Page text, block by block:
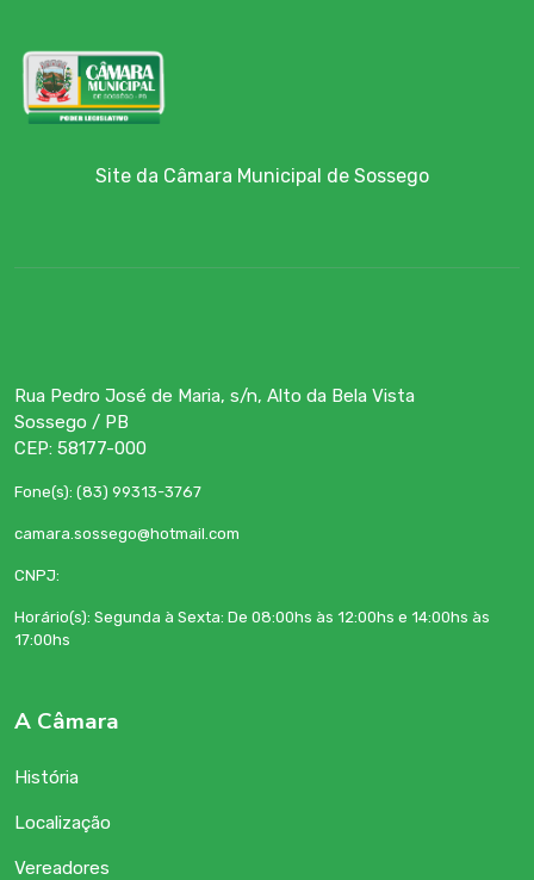
Site da Câmara Municipal de Sossego
Rua Pedro José de Maria, s/n, Alto da Bela Vista
Sossego / PB
CEP: 58177-000
Fone(s): (83) 99313-3767
camara.sossego@hotmail.com
CNPJ:
Horário(s): Segunda à Sexta: De 08:00hs às 12:00hs e 14:00hs às
17:00hs
A Câmara
História
Localização
Vereadores